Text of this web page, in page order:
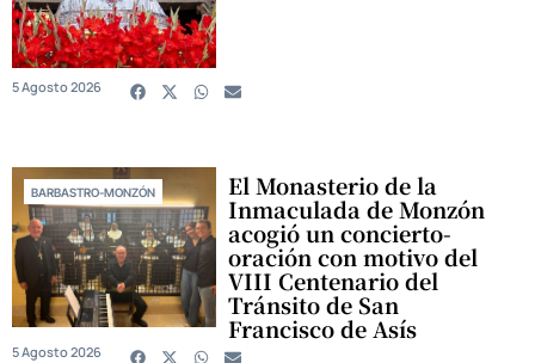
5 Agosto 2026
BARBASTRO-MONZÓN El Monasterio de la
Inmaculada de Monzón
acogió un concierto-
oración con motivo del
VIII Centenario del
Tránsito de San
Francisco de Asís
5 Agosto 2026